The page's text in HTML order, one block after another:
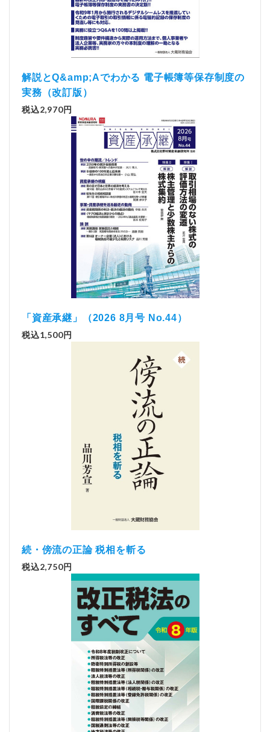
解説とQ&amp;Aでわかる 電子帳簿等保存制度の
実務（改訂版）
税込2,970円
「資産承継」（2026 8月号 No.44）
税込1,500円
続・傍流の正論 税相を斬る
税込2,750円